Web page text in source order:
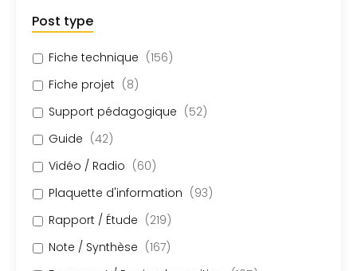
Post type
Fiche technique (156)
Fiche projet (8)
Support pédagogique (52)
Guide (42)
Vidéo / Radio (60)
Plaquette d'information (93)
Rapport / Étude (219)
Note / Synthèse (167)